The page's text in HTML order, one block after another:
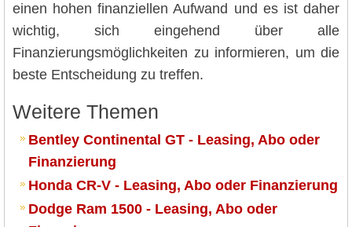
einen hohen finanziellen Aufwand und es ist daher
wichtig, sich eingehend über alle
Finanzierungsmöglichkeiten zu informieren, um die
beste Entscheidung zu treffen.
Weitere Themen
Bentley Continental GT - Leasing, Abo oder
Finanzierung
Honda CR-V - Leasing, Abo oder Finanzierung
Dodge Ram 1500 - Leasing, Abo oder